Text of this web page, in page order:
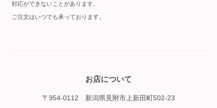
対応ができないことがあります。
ご注文はいつでも承っております。
お店について
〒954-0112 新潟県見附市上新田町502-23